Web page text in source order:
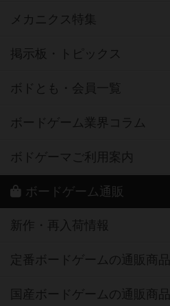
メカニクス特集
掲示板・トピックス
ボドとも・会員一覧
ボードゲーム業界コラム
ボドゲーマご利用案内
ボードゲーム通販
新作・再入荷情報
定番ボードゲームの通販商品
国産ボードゲームの通販商品